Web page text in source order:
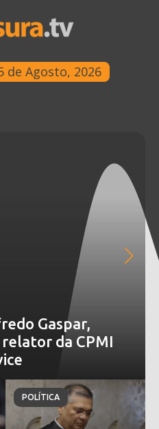
de Agosto, 2026
Gaspar,
da CPMI
POLÍTICA